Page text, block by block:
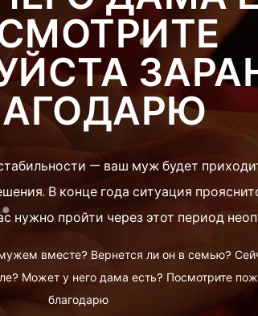
— ваш муж будет
В конце года ситуация
нужно пройти через этот период
вместе? Вернется ли он в семью?
Может у него дама есть? Посмотрите
благодарю